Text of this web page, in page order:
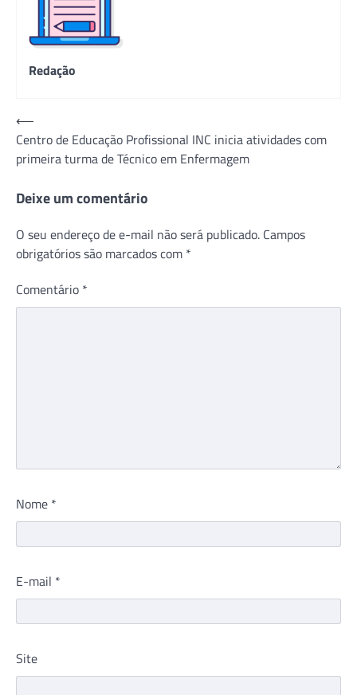
Redação
Navegação
de
Post
⟵
Centro de Educação Profissional INC inicia atividades com
primeira turma de Técnico em Enfermagem
Deixe um comentário
O seu endereço de e-mail não será publicado. Campos
obrigatórios são marcados com *
Comentário *
Nome *
E-mail *
Site